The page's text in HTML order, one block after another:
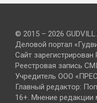
© 2015 – 2026
Деловой портал
Сайт
Реестровая запись
Учредитель ООО
Главный редактор:
16+. Мнение редакции